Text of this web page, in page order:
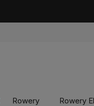
Rowery Rowery